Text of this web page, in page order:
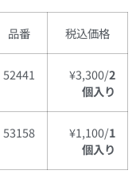
品番 税込価格
52441 ¥3,300/2
個入り
53158 ¥1,100/1
個入り